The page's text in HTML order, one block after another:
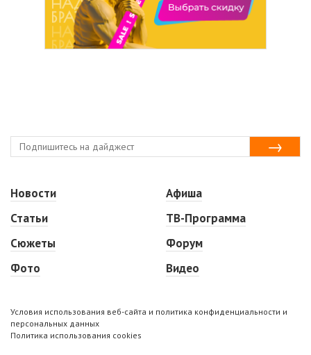
Новости
Статьи
Сюжеты
Фото
Афиша
ТВ-Программа
Форум
Видео
Условия использования веб-сайта и политика конфиденциальности и
персональных данных
Политика использования cookies